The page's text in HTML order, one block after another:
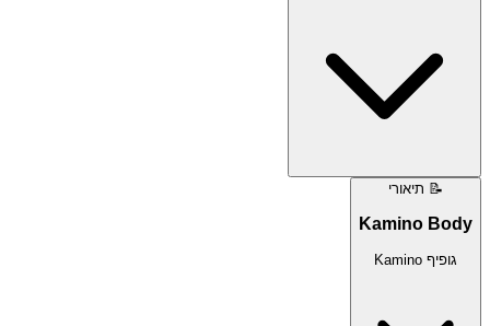
📝 תיאורי
Kamino Body
גופיף Kamino